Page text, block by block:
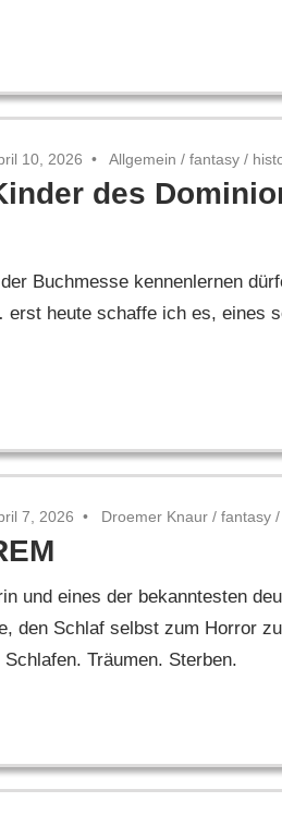
10, 2026 Allgemein /fantasy /
des
Buchmesse kennenlernen
heute schaffe ich es, eines
7, 2026 Droemer Knaur /fantasy /
und eines der bekanntesten
den Schlaf selbst zum Horror
Träumen. Sterben.